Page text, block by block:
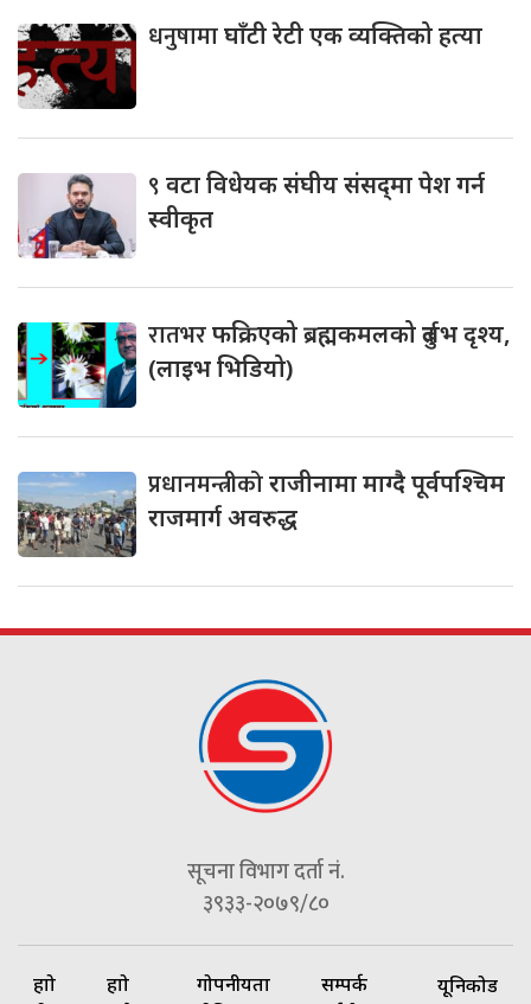
धनुषामाघाँटी रेटी एक व्यक्तिको हत्या
९ वटा विधेयक संघीय संसद्‌मा पेश गर्न
स्वीकृत
रातभरफक्रिएको ब्रह्मकमलको दुर्लभ दृश्य,
(लाइभ भिडियो)
प्रधानमन्त्रीकोराजीनामा माग्दै पूर्वपश्चिम
राजमार्ग अवरुद्ध
सूचना विभाग दर्ता नं.
३९३३-२०७९/८०
हाम्रो
हाम्रो
गोपनीयता
सम्पर्क
यूनिकोड